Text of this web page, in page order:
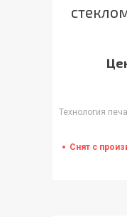
Технология
Снят с